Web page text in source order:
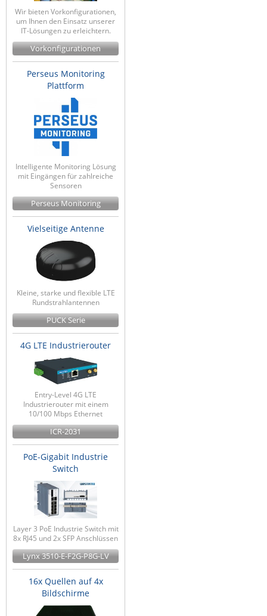
Wir bieten Vorkonfigurationen,
um Ihnen den Einsatz unserer
IT-Lösungen zu erleichtern.
Vorkonfigurationen
Perseus Monitoring
Plattform
Intelligente Monitoring Lösung
mit Eingängen für zahlreiche
Sensoren
Perseus Monitoring
Vielseitige Antenne
Kleine, starke und flexible LTE
Rundstrahlantennen
PUCK Serie
4G LTE Industrierouter
Entry-Level 4G LTE
Industrierouter mit einem
10/100 Mbps Ethernet
ICR-2031
PoE-Gigabit Industrie
Switch
Layer 3 PoE Industrie Switch mit
8x RJ45 und 2x SFP Anschlüssen
Lynx 3510-E-F2G-P8G-LV
16x Quellen auf 4x
Bildschirme